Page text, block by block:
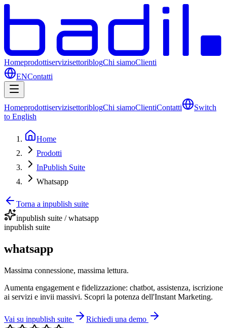
HomeprodottiservizisettoriblogChi siamoClienti
ENContatti
HomeprodottiservizisettoriblogChi siamoClientiContatti
Switch
to English
Home
Prodotti
InPublish Suite
Whatsapp
Torna a inpublish suite
inpublish suite / whatsapp
inpublish suite
whatsapp
Massima connessione, massima lettura.
Aumenta engagement e fidelizzazione: chatbot, assistenza, iscrizione
ai servizi e invii massivi. Scopri la potenza dell'Instant Marketing.
Vai su inpublish suite
Richiedi una demo